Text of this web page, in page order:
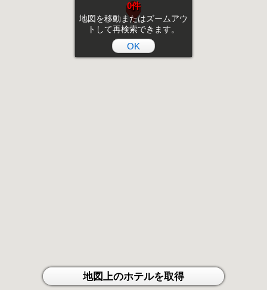
0件
地図を移動またはズームアウ
トして再検索できます。
OK
地図上のホテルを取得